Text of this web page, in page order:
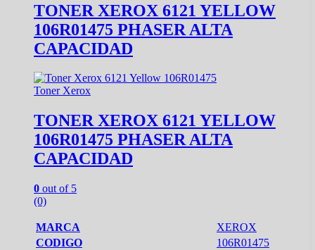
TONER XEROX 6121 YELLOW
106R01475 PHASER ALTA
CAPACIDAD
Toner Xerox
TONER XEROX 6121 YELLOW
106R01475 PHASER ALTA
CAPACIDAD
0 out of 5
(0)
MARCA
XEROX
CODIGO
106R01475